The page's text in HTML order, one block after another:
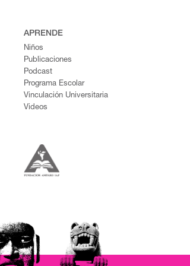
APRENDE
Niños
Publicaciones
Podcast
Programa Escolar
Vinculación Universitaria
Videos